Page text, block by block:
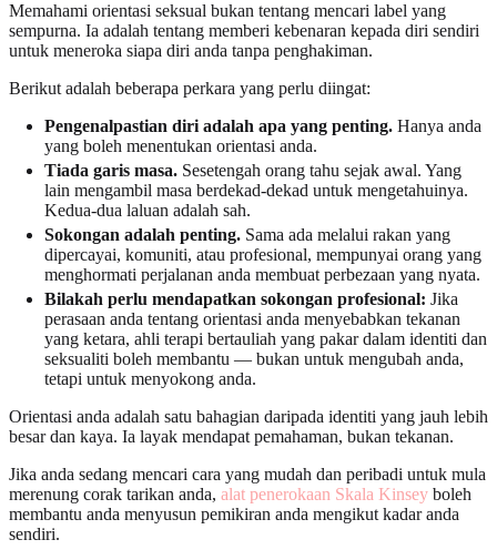
Memahami orientasi seksual bukan tentang mencari label yang
sempurna. Ia adalah tentang memberi kebenaran kepada diri sendiri
untuk meneroka siapa diri anda tanpa penghakiman.
Berikut adalah beberapa perkara yang perlu diingat:
Pengenalpastian diri adalah apa yang penting. Hanya anda
yang boleh menentukan orientasi anda.
Tiada garis masa. Sesetengah orang tahu sejak awal. Yang
lain mengambil masa berdekad-dekad untuk mengetahuinya.
Kedua-dua laluan adalah sah.
Sokongan adalah penting. Sama ada melalui rakan yang
dipercayai, komuniti, atau profesional, mempunyai orang yang
menghormati perjalanan anda membuat perbezaan yang nyata.
Bilakah perlu mendapatkan sokongan profesional: Jika
perasaan anda tentang orientasi anda menyebabkan tekanan
yang ketara, ahli terapi bertauliah yang pakar dalam identiti dan
seksualiti boleh membantu — bukan untuk mengubah anda,
tetapi untuk menyokong anda.
Orientasi anda adalah satu bahagian daripada identiti yang jauh lebih
besar dan kaya. Ia layak mendapat pemahaman, bukan tekanan.
Jika anda sedang mencari cara yang mudah dan peribadi untuk mula
merenung corak tarikan anda, alat penerokaan Skala Kinsey boleh
membantu anda menyusun pemikiran anda mengikut kadar anda
sendiri.